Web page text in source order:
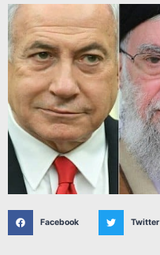
Facebook Twitter